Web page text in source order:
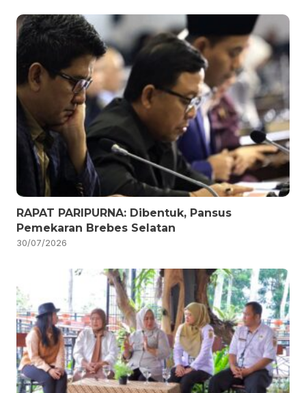
RAPAT PARIPURNA: Dibentuk, Pansus
Pemekaran Brebes Selatan
30/07/2026